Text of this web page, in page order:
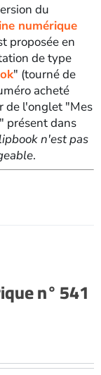
du
numérique
proposée en
de type
" (tourné de
acheté
de l'onglet "Mes
présent dans
n'est pas
.
n° 541